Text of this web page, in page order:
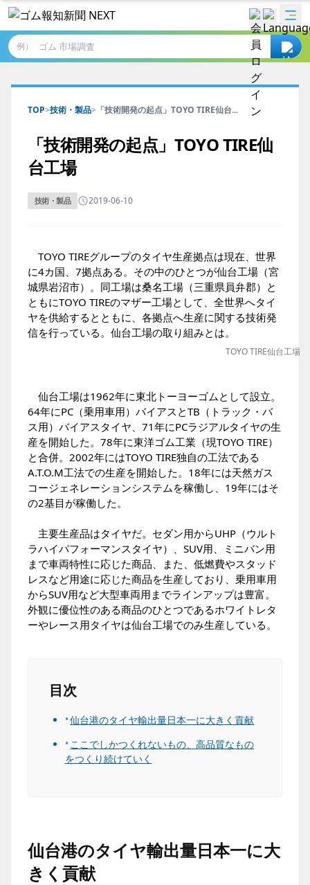
例）
TOP>技術・製品> 「技術開発の起点」TOYO TIRE仙台...
「技術開発の起点」TOYO TIRE仙
台工場
技術・製品 2019-06-10
TOYO TIREグループのタイヤ生産拠点は現在、世界
に4カ国、7拠点ある。その中のひとつが仙台工場（宮
城県岩沼市）。同工場は桑名工場（三重県員弁郡）と
ともにTOYO TIREのマザー工場として、全世界へタイ
ヤを供給するとともに、各拠点へ生産に関する技術発
信を行っている。仙台工場の取り組みとは。
TOYO TIRE仙台工場
仙台工場は1962年に東北トーヨーゴムとして設立。
64年にPC（乗用車用）バイアスとTB（トラック・バ
ス用）バイアスタイヤ、71年にPCラジアルタイヤの生
産を開始した。78年に東洋ゴム工業（現TOYO TIRE）
と合併。2002年にはTOYO TIRE独自の工法である
A.T.O.M工法での生産を開始した。18年には天然ガス
コージェネレーションシステムを稼働し、19年にはそ
の2基目が稼働した。
主要生産品はタイヤだ。セダン用からUHP（ウルト
ラハイパフォーマンスタイヤ）、SUV用、ミニバン用
まで車両特性に応じた商品、また、低燃費やスタッド
レスなど用途に応じた商品を生産しており、乗用車用
からSUV用など大型車両用までラインアップは豊富。
外観に優位性のある商品のひとつであるホワイトレタ
ーやレース用タイヤは仙台工場でのみ生産している。
目次
仙台港のタイヤ輸出量日本一に大きく貢献
ここでしかつくれないもの、高品質なもの
をつくり続けていく
仙台港のタイヤ輸出量日本一に大
きく貢献